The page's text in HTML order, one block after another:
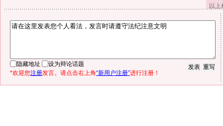
以
隐藏地址
设为辩论话题
*欢迎您注册发言。请点击右上角“新用户注册”进行注册！